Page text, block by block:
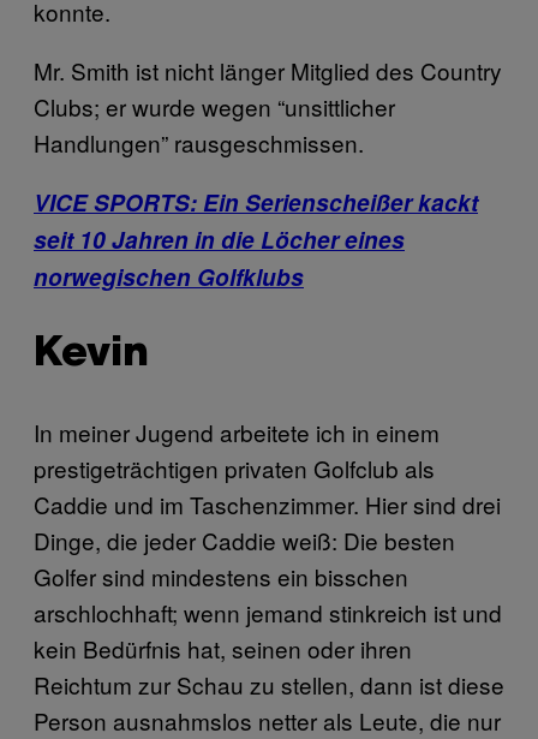
konnte.
Mr. Smith ist nicht länger Mitglied des Country
Clubs; er wurde wegen “unsittlicher
Handlungen” rausgeschmissen.
VICE SPORTS: Ein Serienscheißer kackt
seit 10 Jahren in die Löcher eines
norwegischen Golfklubs
Kevin
In meiner Jugend arbeitete ich in einem
prestigeträchtigen privaten Golfclub als
Caddie und im Taschenzimmer. Hier sind drei
Dinge, die jeder Caddie weiß: Die besten
Golfer sind mindestens ein bisschen
arschlochhaft; wenn jemand stinkreich ist und
kein Bedürfnis hat, seinen oder ihren
Reichtum zur Schau zu stellen, dann ist diese
Person ausnahmslos netter als Leute, die nur